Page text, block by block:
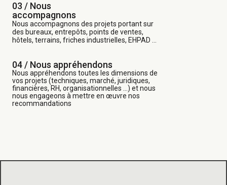
03 / Nous
accompagnons
Nous accompagnons des projets portant sur
des bureaux, entrepôts, points de ventes,
hôtels, terrains, friches industrielles, EHPAD …
04 / Nous appréhendons
Nous appréhendons toutes les dimensions de
vos projets (techniques, marché, juridiques,
financières, RH, organisationnelles …) et nous
nous engageons à mettre en œuvre nos
recommandations